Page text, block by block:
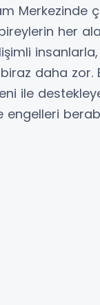
Merkezinde
her
daha
ile
engelleri